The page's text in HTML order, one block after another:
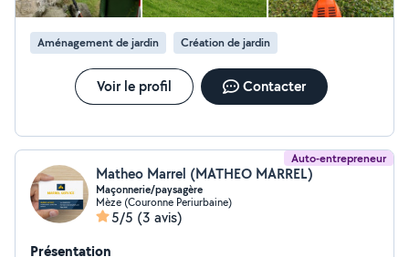
Aménagement de jardin Création de jardin
Voir le profil Contacter
Auto-entrepreneur
Matheo Marrel (MATHEO MARREL)
Maçonnerie/paysagère
Mèze (Couronne Periurbaine)
5/5 (3 avis)
Présentation